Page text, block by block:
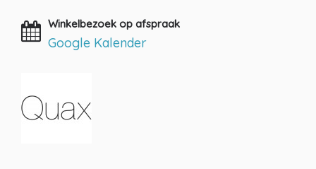
Winkelbezoek op afspraak
Google Kalender